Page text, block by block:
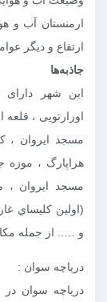
ارمنستان آب و
ارتفاع و دیگر
جاذبه‌ها
این شهر دارای
اورارتویی ،‌ قلعه
مسجد ايروان ،
هراپارگ ، موزه
مسجد ايروان ،
(اولين كليساي
و ….. از جمله
دریاچه سوان :